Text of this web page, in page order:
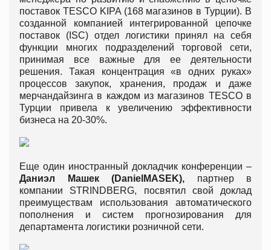
поставок TESCO KIPA (168 магазинов в Турции). В
созданной компанией интегрированной цепочке
поставок (ISC) отдел логистики принял на себя
функции многих подразделений торговой сети,
принимая все важные для ее деятельности
решения. Такая концентрация «в одних руках»
процессов закупок, хранения, продаж и даже
мерчандайзинга в каждом из магазинов TESCO в
Турции привела к увеличению эффективности
бизнеса на 20-30%.
Еще один иностранный докладчик конференции –
Даниэл Машек (Daniel MASEK), партнер в
компании STRINDBERG, посвятил свой доклад
преимуществам использования автоматического
пополнения и систем прогнозирования для
департамента логистики розничной сети.